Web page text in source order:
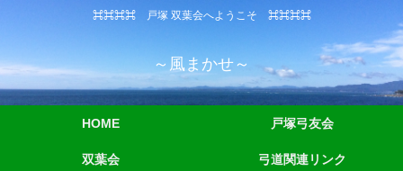
⌘⌘⌘⌘ 戸塚 双葉会へようこそ ⌘⌘⌘⌘
～風まかせ～
HOME 戸塚弓友会
双葉会 弓道関連リンク